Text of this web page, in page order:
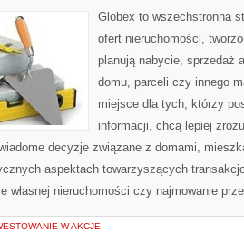
Globex to wszechstronna
ofert nieruchomości,
planują nabycie, sprzedaż
domu, parceli czy innego
miejsce dla tych, którzy
informacji, chcą lepiej
decyzje związane z domami,
aspektach towarzyszących
własnej nieruchomości czy najmowanie
W AKCJE